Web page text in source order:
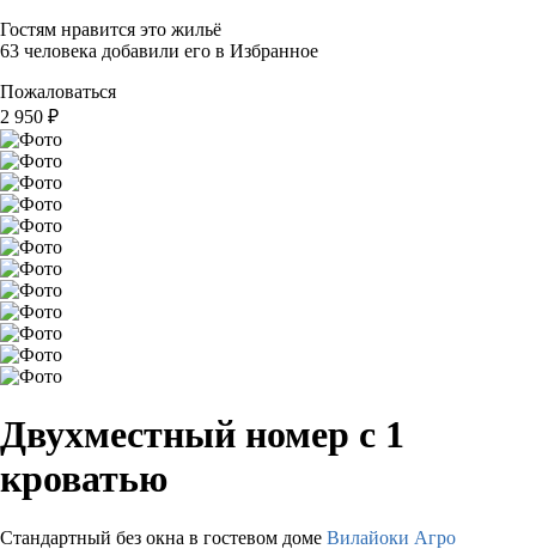
Гостям нравится это жильё
63 человека добавили его в Избранное
Пожаловаться
2 950 ₽
Двухместный номер с 1
кроватью
Стандартный без окна в гостевом доме Вилайоки Агро